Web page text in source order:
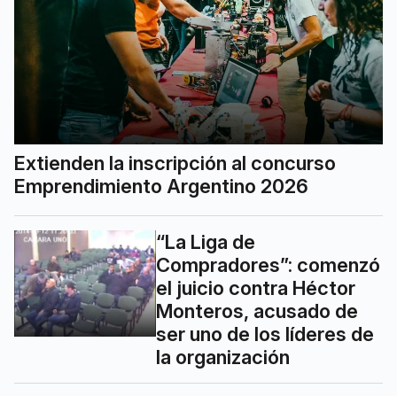
Extienden la inscripción al concurso
Emprendimiento Argentino 2026
“La Liga de
Compradores”: comenzó
el juicio contra Héctor
Monteros, acusado de
ser uno de los líderes de
la organización